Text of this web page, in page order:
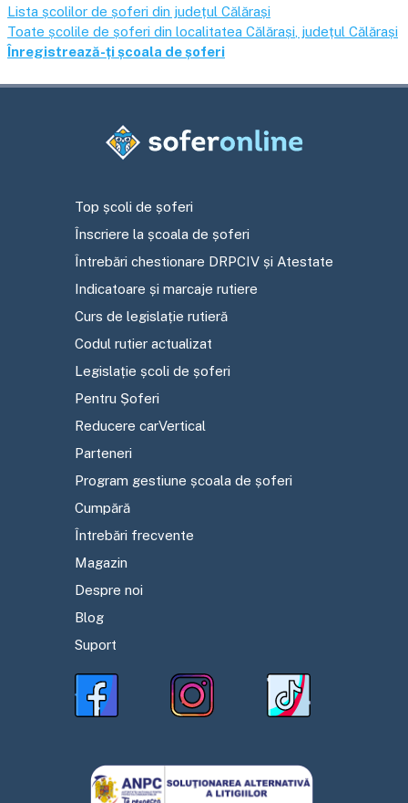
Lista școlilor de șoferi din județul Călărași
Toate școlile de șoferi din localitatea Călărași , județul Călărași
Înregistrează-ți școala de șoferi
Top școli de șoferi
Înscriere la școala de șoferi
Întrebări chestionare DRPCIV și Atestate
Indicatoare și marcaje rutiere
Curs de legislație rutieră
Codul rutier actualizat
Legislație școli de șoferi
Pentru Șoferi
Reducere carVertical
Parteneri
Program gestiune școala de șoferi
Cumpără
Întrebări frecvente
Magazin
Despre noi
Blog
Suport